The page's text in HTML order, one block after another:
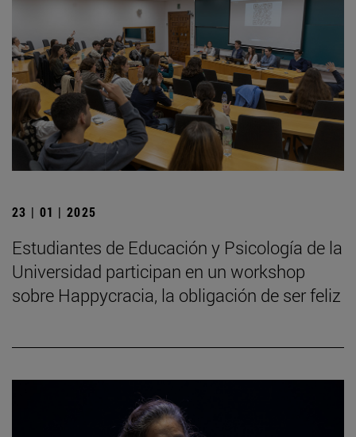
23 | 01 | 2025
Estudiantes de Educación y Psicología de la
Universidad participan en un workshop
sobre Happycracia, la obligación de ser feliz